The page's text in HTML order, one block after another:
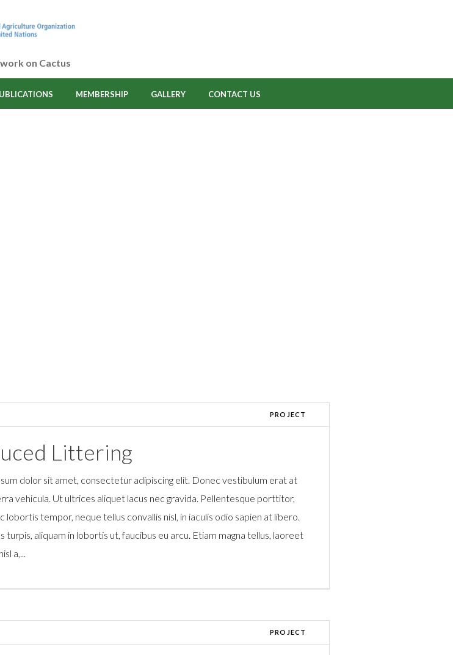
on Cactus
MEMBERSHIP GALLERY CONTACT US
PROJECT
Littering
dolor sit amet, consectetur adipiscing elit. Donec vestibulum erat at
vehicula. Ut ultrices aliquet lacus nec gravida. Pellentesque porttitor,
lobortis tempor, neque tellus convallis nisl, in iaculis odio sapien at libero.
turpis, aliquam in lobortis ut, faucibus eu arcu. Etiam magna tellus, laoreet
a,...
PROJECT